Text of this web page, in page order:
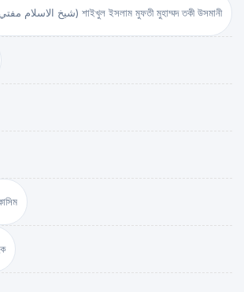
(شيخ الاسلام مفتي محمد تقي عثماني) শাইখুল ইসলাম মুফতী মুহাম্মদ তকী উসমানী